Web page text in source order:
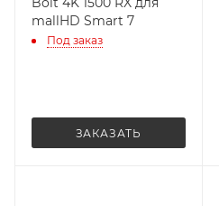
mallHD Smart 7
Под заказ
ЗАКАЗАТЬ